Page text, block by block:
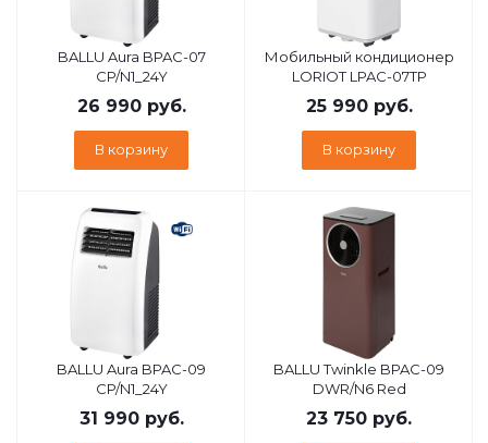
BALLU Aura BPAC-07
CP/N1_24Y
26 990руб.
В корзину
Мобильный кондиционер
LORIOT LPAC-07TP
25 990руб.
В корзину
BALLU Aura BPAC-09
CP/N1_24Y
31 990руб.
BALLU Twinkle BPAC-09
DWR/N6 Red
23 750 руб.